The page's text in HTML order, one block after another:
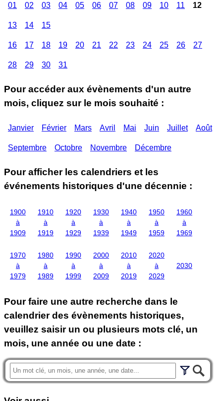
01 02 03 04 05 06 07 08 09 10 11 12
13 14 15
16 17 18 19 20 21 22 23 24 25 26 27
28 29 30 31
Pour accéder aux évènements d'un autre
mois, cliquez sur le mois souhaité :
Janvier Février Mars Avril Mai Juin Juillet Août
Septembre Octobre Novembre Décembre
Pour afficher les calendriers et les
événements historiques d'une décennie :
1900
à
1909
1910
à
1919
1920
à
1929
1930
à
1939
1940
à
1949
1950
à
1959
1960
à
1969
1970
à
1979
1980
à
1989
1990
à
1999
2000
à
2009
2010
à
2019
2020
à
2029
2030
Pour faire une autre recherche dans le
calendrier des évènements historiques,
veuillez saisir un ou plusieurs mots clé, un
mois, une année ou une date :